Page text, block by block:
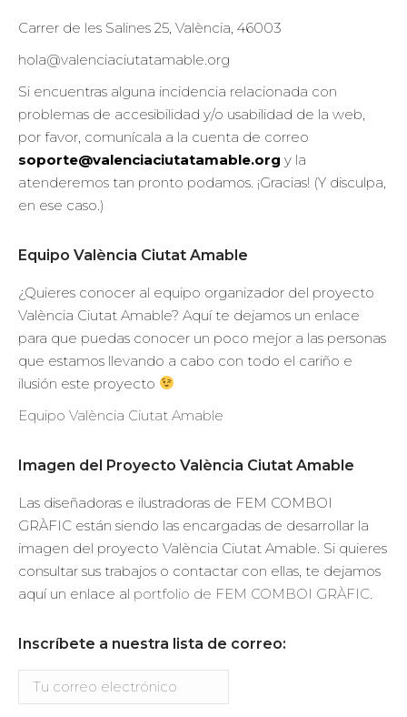
Carrer de les Salines 25, València, 46003
hola@valenciaciutatamable.org
Si encuentras alguna incidencia relacionada con
problemas de accesibilidad y/o usabilidad de la web,
por favor, comunícala a la cuenta de correo
soporte@valenciaciutatamable.org y la
atenderemos tan pronto podamos. ¡Gracias! (Y disculpa,
en ese caso.)
Equipo València Ciutat Amable
¿Quieres conocer al equipo organizador del proyecto
València Ciutat Amable? Aquí te dejamos un enlace
para que puedas conocer un poco mejor a las personas
que estamos llevando a cabo con todo el cariño e
ilusión este proyecto
Equipo València Ciutat Amable
Imagen del Proyecto València Ciutat Amable
Las diseñadoras e ilustradoras de FEM COMBOI
GRÀFIC están siendo las encargadas de desarrollar la
imagen del proyecto València Ciutat Amable. Si quieres
consultar sus trabajos o contactar con ellas, te dejamos
aquí un enlace al portfolio de FEM COMBOI GRÀFIC.
Inscríbete a nuestra lista de correo: